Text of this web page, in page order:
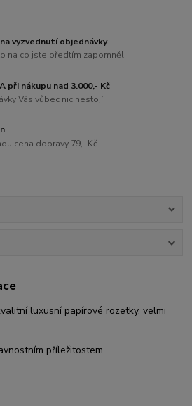
vyzvednutí objednávky
na co jste předtím zapomněli
při nákupu nad 3.000,- Kč
Vás vůbec nic nestojí
cena dopravy 79,- Kč
luxusní papírové rozetky, velmi
příležitostem.